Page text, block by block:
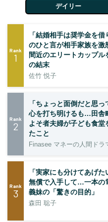
デイリー
Rank
1
「結婚相手は奨学金を
のひと言が相手家族を
間近のエリートカップル
の結末
佐竹 悦子
Rank
2
「ちょっと面倒だと思
心を打ち明けるも…田舎
よそ者夫婦が子ども食堂
たこと
Finasee マネーの人間ドラ
Rank
3
「実家にも分けてあげ
無償で入手して…一本の
義妹の「驚きの目的」
森田 聡子